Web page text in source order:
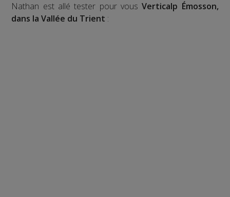
Nathan est allé tester pour vousVerticalp Émosson,
dans la Vallée du Trient :